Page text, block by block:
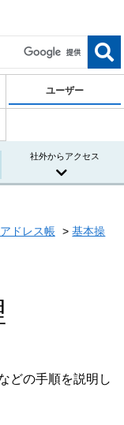
ユーザー
社外からアクセス
アドレス帳
基本操
どの手順を説明し